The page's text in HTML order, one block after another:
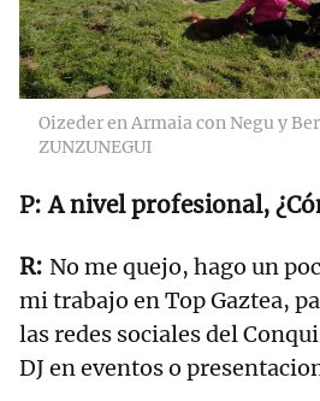
Oizeder en Armaia con Negu y
ZUNZUNEGUI
A nivel profesional,
No me quejo, hago un
mi trabajo en Top Gaztea,
las redes sociales del
DJ en eventos o